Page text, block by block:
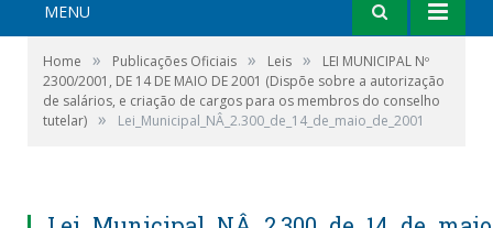
MENU
Home » Publicações Oficiais » Leis »
LEI MUNICIPAL Nº
2300/2001, DE 14 DE MAIO DE 2001 (Dispõe sobre a autorização
de salários, e criação de cargos para os membros do conselho
tutelar) » Lei_Municipal_NÂ_2.300_de_14_de_maio_de_2001